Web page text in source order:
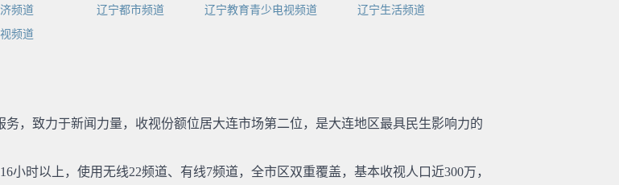
频道 辽宁都市频道 辽宁教育青少电视频道
辽宁生活频道
频道
，致力于新闻力量，收视份额位居大连市场第二位，是大连地区最具民生影响力的
小时以上，使用无线22频道、有线7频道，全市区双重覆盖，基本收视人口近300万，